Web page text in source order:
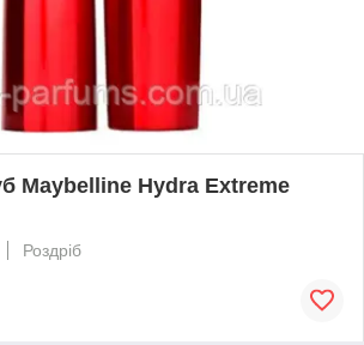
Maybelline Hydra Extreme
Роздріб